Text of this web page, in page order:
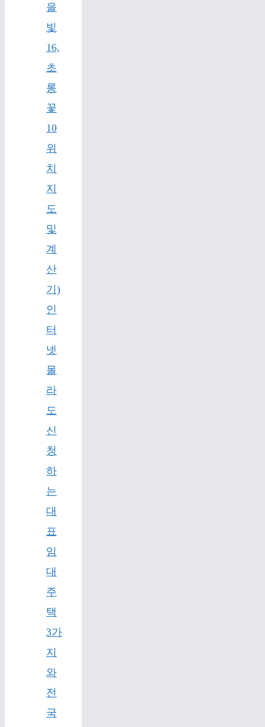
을
빛
16,
초
롱
꽃
10
위
치
지
도
및
계
산
기)
인
터
넷
몰
라
도
신
청
하
는
대
표
임
대
주
택
3가
지
와
전
국